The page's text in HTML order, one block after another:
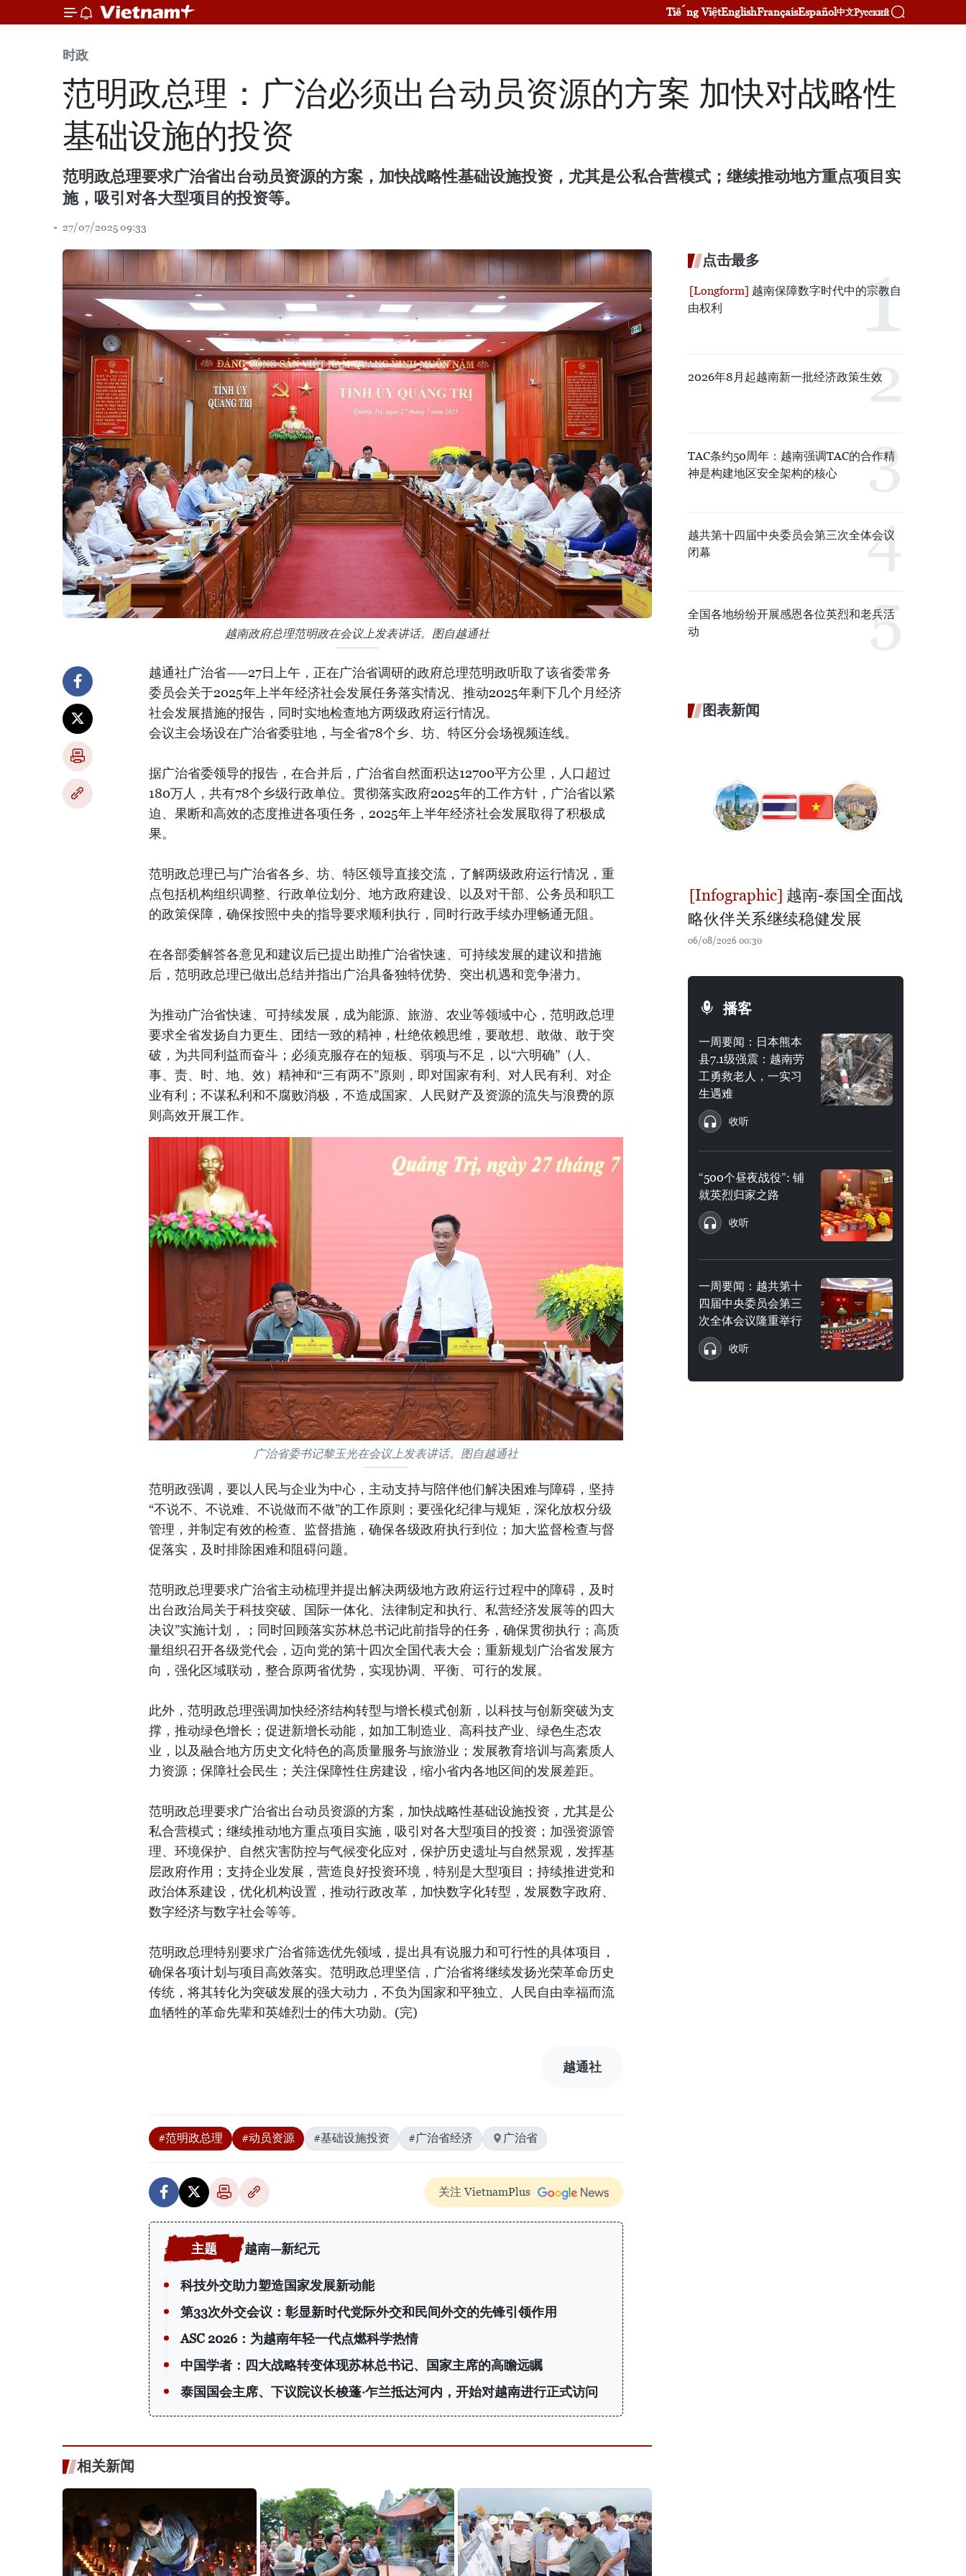
Tiếng ViệtEnglishFrançaisEspañol中文Русский
时政
范明政总理：广治必须出台动员资源的方案 加快对战略性
基础设施的投资
范明政总理要求广治省出台动员资源的方案，加快战略性基础设施投资，尤其是公私合营模式；继续推动地方重点项目实
施，吸引对各大型项目的投资等。
27/07/2025 09:33
越南政府总理范明政在会议上发表讲话。图自越通社
越通社广治省——27日上午，正在广治省调研的政府总理范明政听取了该省委常务
委员会关于2025年上半年经济社会发展任务落实情况、推动2025年剩下几个月经济
社会发展措施的报告，同时实地检查地方两级政府运行情况。
会议主会场设在广治省委驻地，与全省78个乡、坊、特区分会场视频连线。
据广治省委领导的报告，在合并后，广治省自然面积达12700平方公里，人口超过
180万人，共有78个乡级行政单位。贯彻落实政府2025年的工作方针，广治省以紧
迫、果断和高效的态度推进各项任务，2025年上半年经济社会发展取得了积极成
果。
范明政总理已与广治省各乡、坊、特区领导直接交流，了解两级政府运行情况，重
点包括机构组织调整、行政单位划分、地方政府建设、以及对干部、公务员和职工
的政策保障，确保按照中央的指导要求顺利执行，同时行政手续办理畅通无阻。
在各部委解答各意见和建议后已提出助推广治省快速、可持续发展的建议和措施
后，范明政总理已做出总结并指出广治具备独特优势、突出机遇和竞争潜力。
为推动广治省快速、可持续发展，成为能源、旅游、农业等领域中心，范明政总理
要求全省发扬自力更生、团结一致的精神，杜绝依赖思维，要敢想、敢做、敢于突
破，为共同利益而奋斗；必须克服存在的短板、弱项与不足，以“六明确”（人、
事、责、时、地、效）精神和“三有两不”原则，即对国家有利、对人民有利、对企
业有利；不谋私利和不腐败消极，不造成国家、人民财产及资源的流失与浪费的原
则高效开展工作。
广治省委书记黎玉光在会议上发表讲话。图自越通社
范明政强调，要以人民与企业为中心，主动支持与陪伴他们解决困难与障碍，坚持
“不说不、不说难、不说做而不做”的工作原则；要强化纪律与规矩，深化放权分级
管理，并制定有效的检查、监督措施，确保各级政府执行到位；加大监督检查与督
促落实，及时排除困难和阻碍问题。
范明政总理要求广治省主动梳理并提出解决两级地方政府运行过程中的障碍，及时
出台政治局关于科技突破、国际一体化、法律制定和执行、私营经济发展等的四大
决议”实施计划，；同时回顾落实苏林总书记此前指导的任务，确保贯彻执行；高质
量组织召开各级党代会，迈向党的第十四次全国代表大会；重新规划广治省发展方
向，强化区域联动，整合原两省优势，实现协调、平衡、可行的发展。
此外，范明政总理强调加快经济结构转型与增长模式创新，以科技与创新突破为支
撑，推动绿色增长；促进新增长动能，如加工制造业、高科技产业、绿色生态农
业，以及融合地方历史文化特色的高质量服务与旅游业；发展教育培训与高素质人
力资源；保障社会民生；关注保障性住房建设，缩小省内各地区间的发展差距。
范明政总理要求广治省出台动员资源的方案，加快战略性基础设施投资，尤其是公
私合营模式；继续推动地方重点项目实施，吸引对各大型项目的投资；加强资源管
理、环境保护、自然灾害防控与气候变化应对，保护历史遗址与自然景观，发挥基
层政府作用；支持企业发展，营造良好投资环境，特别是大型项目；持续推进党和
政治体系建设，优化机构设置，推动行政改革，加快数字化转型，发展数字政府、
数字经济与数字社会等等。
范明政总理特别要求广治省筛选优先领域，提出具有说服力和可行性的具体项目，
确保各项计划与项目高效落实。范明政总理坚信，广治省将继续发扬光荣革命历史
传统，将其转化为突破发展的强大动力，不负为国家和平独立、人民自由幸福而流
血牺牲的革命先辈和英雄烈士的伟大功勋。(完)
越通社
#范明政总理 #动员资源 #基础设施投资 #广治省经济 广治省
关注 VietnamPlus
越南—新纪元
科技外交助力塑造国家发展新动能
第33次外交会议：彰显新时代党际外交和民间外交的先锋引领作用
ASC 2026：为越南年轻一代点燃科学热情
中国学者：四大战略转变体现苏林总书记、国家主席的高瞻远瞩
泰国国会主席、下议院议长梭蓬·乍兰抵达河内，开始对越南进行正式访问
相关新闻
点击最多
越南保障数字时代中的宗教自
由权利
2026年8月起越南新一批经济政策生效
TAC条约50周年：越南强调TAC的合作精
神是构建地区安全架构的核心
越共第十四届中央委员会第三次全体会议
闭幕
全国各地纷纷开展感恩各位英烈和老兵活
动
图表新闻
越南-泰国全面战
略伙伴关系继续稳健发展
06/08/2026 00:30
播客
一周要闻：日本熊本
县7.1级强震：越南劳
工勇救老人，一实习
生遇难
收听
“500个昼夜战役”: 铺
就英烈归家之路
收听
一周要闻：越共第十
四届中央委员会第三
次全体会议隆重举行
收听